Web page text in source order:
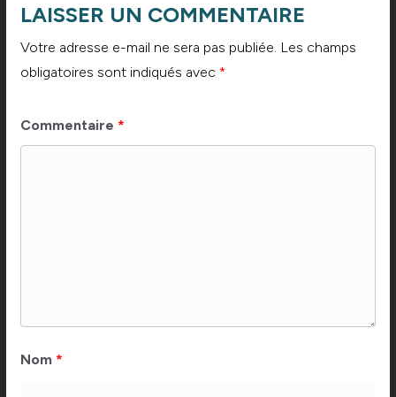
LAISSER UN COMMENTAIRE
Votre adresse e-mail ne sera pas publiée. Les champs
obligatoires sont indiqués avec *
Commentaire *
Nom *